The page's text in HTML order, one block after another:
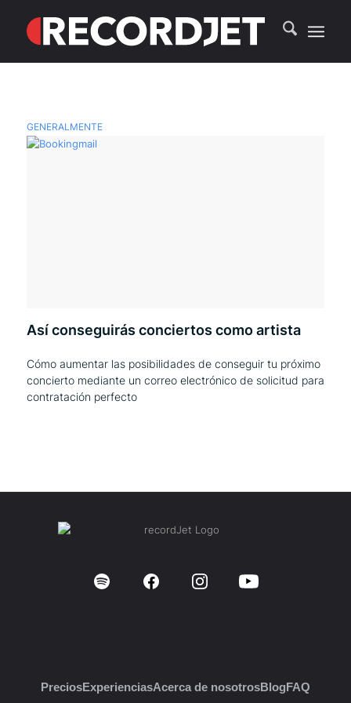
GENERALMENTE
Así conseguirás conciertos como artista
Cómo aumentar las posibilidades de conseguir tu próximo
concierto mediante un correo electrónico de solicitud para
contratación perfecto
PreciosExperienciasAcerca de nosotrosBlogFAQ